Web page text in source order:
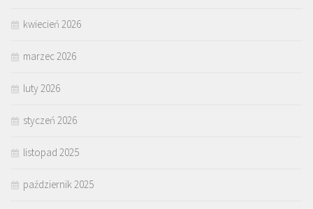
kwiecień 2026
marzec 2026
luty 2026
styczeń 2026
listopad 2025
październik 2025